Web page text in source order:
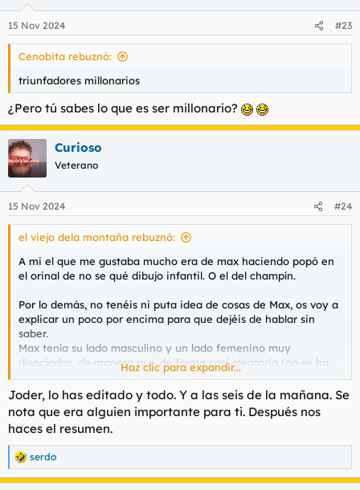
e
s
15 Nov 2024 #23
Cenobita rebuznó:
triunfadores millonarios
¿Pero tú sabes lo que es ser millonario?
Curioso
Veterano
15 Nov 2024 #24
el viejo dela montaña rebuznó:
A mi el que me gustaba mucho era de max haciendo popó en
el orinal de no se qué dibujo infantil. O el del champín.
Por lo demás, no tenéis ni puta idea de cosas de Max, os voy a
explicar un poco por encima para que dejéis de hablar sin
saber.
Max tenía su lado masculino y un lado femenino muy
disociados, de manera que de forma casi aleatoria (no se ha
llegado a saber que era lo que activaba el cambio) un lado u
otro tomaba el mando.
El lado masculino de Max era cabal, razonable, con cierta
elegancia en su discernir y una flema inglesa (
mucho cuidado con poner a un guiri echando un pollo) y
sentido del humor con los que diseccionaba el mundo que le
rodeaba y así mismo como proyecto frustrado para alcanzar
Haz clic para expandir...
Joder, lo has editado y todo. Y a las seis de la mañana. Se
nota que era alguien importante para ti. Después nos
haces el resumen.
R
e
a
serdo